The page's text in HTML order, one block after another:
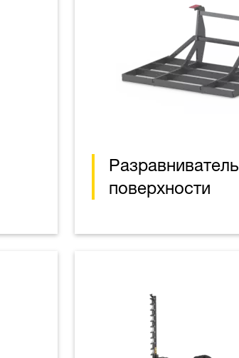
Разравниватель
поверхности